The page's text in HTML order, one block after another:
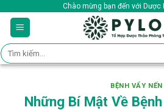
content
Chào mừng bạn đến với Dược
Tìm
kiếm:
BỆNH VẨY NẾN
Những Bí Mật Về